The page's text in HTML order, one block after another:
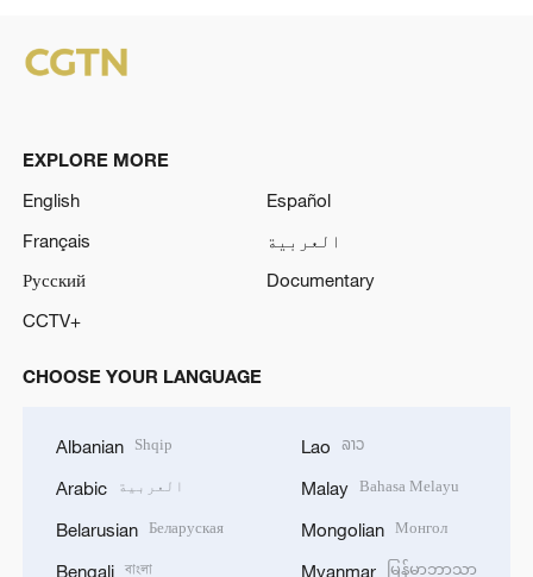
EXPLORE MORE
English
Español
Français
العربية
Русский
Documentary
CCTV+
CHOOSE YOUR LANGUAGE
Albanian Shqip
Arabic العربية
Belarusian Беларуская
Bengali বাংলা
Lao ລາວ
Malay Bahasa Melayu
Mongolian Монгол
Myanmar မြန်မာဘာသာ